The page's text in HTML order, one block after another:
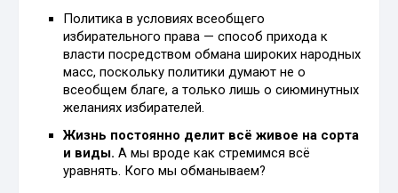
Политика в условиях всеобщего
избирательного права — способ прихода к
власти посредством обмана широких народных
масс, поскольку политики думают не о
всеобщем благе, а только лишь о сиюминутных
желаниях избирателей.
Жизнь постоянно делит всё живое на сорта
и виды. А мы вроде как стремимся всё
уравнять. Кого мы обманываем?